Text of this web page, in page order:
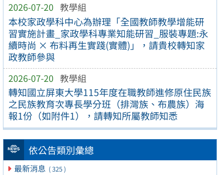
2026-07-20 教學組
本校家政學科中心為辦理「全國教師教學增能研
習實施計畫_家政學科專業知能研習_服裝專題:永
續時尚 × 布料再生實踐(實體)」，請貴校轉知家
政教師參與
2026-07-20 教學組
轉知國立屏東大學115年度在職教師進修原住民族
之民族教育次專長學分班（排灣族、布農族）海
報1份（如附件1），請轉知所屬教師知悉
依公告類別彙總
最新消息 ( 325 )